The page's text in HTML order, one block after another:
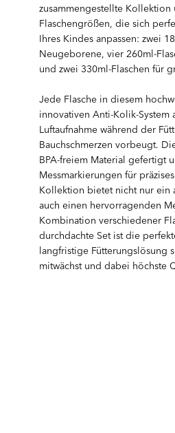
zusammengestellte Kollektion
Flaschengrößen, die sich
Ihres Kindes anpassen: zwei
Neugeborene, vier 260ml-
und zwei 330ml-Flaschen für
Jede Flasche in diesem
innovativen Anti-Kolik-System
Luftaufnahme während der
Bauchschmerzen vorbeugt.
BPA-freiem Material gefertigt
Messmarkierungen für
Kollektion bietet nicht nur ein
auch einen hervorragenden
Kombination verschiedener
durchdachte Set ist die
langfristige Fütterungslösung
mitwächst und dabei höchste